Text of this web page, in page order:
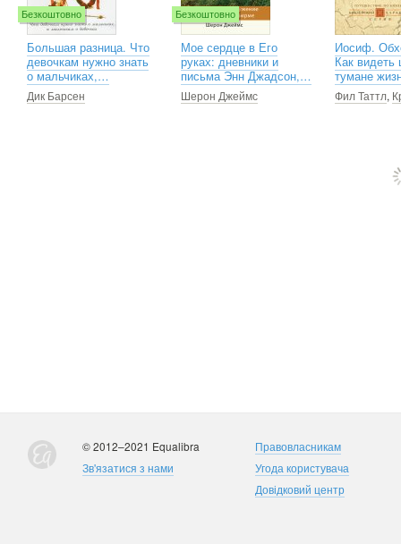
Безкоштовно
Большая разница. Что
девочкам нужно знать
о мальчиках,…
Дик Барсен
Безкоштовно
Мое сердце в Его
руках: дневники и
письма Энн Джадсон,…
Шерон Джеймс
Иосиф.
Как видеть
тумане
Фил Таттл,
© 2012–2021 Equalibra
Зв'язатися з нами
Правовласникам
Угода користувача
Довідковий центр